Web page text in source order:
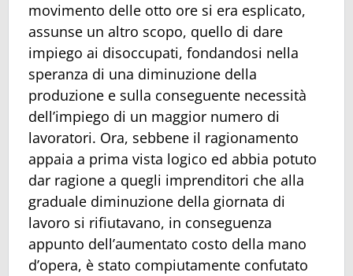
movimento delle otto ore si era esplicato,
assunse un altro scopo, quello di dare
impiego ai disoccupati, fondandosi nella
speranza di una diminuzione della
produzione e sulla conseguente necessità
dell’impiego di un maggior numero di
lavoratori. Ora, sebbene il ragionamento
appaia a prima vista logico ed abbia potuto
dar ragione a quegli imprenditori che alla
graduale diminuzione della giornata di
lavoro si rifiutavano, in conseguenza
appunto dell’aumentato costo della mano
d’opera, è stato compiutamente confutato